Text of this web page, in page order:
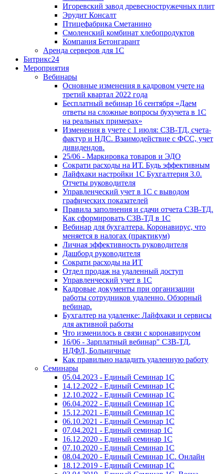
Игоревский завод древесностружечных плит
Эрудит Консалт
Птицефабрика Сметанино
Смоленский комбинат хлебопродуктов
Компания Бетонгарант
Аренда серверов для 1С
Битрикс24
Мероприятия
Вебинары
Основные изменения в кадровом учете на
третий квартал 2022 года
Бесплатный вебинар 16 сентября «Даем
ответы на сложные вопросы бухучета в 1С
на реальных примерах»
Изменения в учете с 1 июля: СЗВ-ТД, счета-
фактур и НДС. Взаимодействие с ФСС, учет
дивидендов.
25/06 - Маркировка товаров и ЭДО
Сократи расходы на ИТ. Будь эффективным
Лайфхаки настройки 1С Бухгалтерия 3.0.
Отчеты руководителя
Управленческий учет в 1С с выводом
графических показателей
Правила заполнения и сдачи отчета СЗВ-ТД.
Как сформировать СЗВ-ТД в 1С
Вебинар для бухгалтера. Коронавирус, что
меняется в налогах (практикум)
Личная эффективность руководителя
Дашборд руководителя
Сократи расходы на ИТ
Отдел продаж на удаленный доступ
Управленческий учет в 1С
Кадровые документы при организации
работы сотрудников удаленно. Обзорный
вебинар.
Бухгалтер на удаленке: Лайфхаки и сервисы
для активной работы
Что изменилось в связи с коронавирусом
16/06 - Зарплатный вебинар" СЗВ-ТД,
НДФЛ, Больничные
Как правильно наладить удаленную работу
Семинары
05.04.2023 - Единый Семинар 1С
14.12.2022 - Единый Семинар 1С
12.10.2022 - Единый Семинар 1С
06.04.2022 - Единый Семинар 1С
15.12.2021 - Единый Семинар 1С
06.10.2021 - Единый Семинар 1С
07.04.2021 - Единый семинар 1С
16.12.2020 - Единый семинар 1С
07.10.2020 - Единый Семинар 1С
08.04.2020 - Единый Семинар 1С. Онлайн
18.12.2019 - Единый Семинар 1С